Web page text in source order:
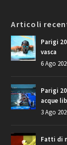
Articoli
Parigi
vasca
6 Ago
Parigi
acque
3 Ago
Fatti di